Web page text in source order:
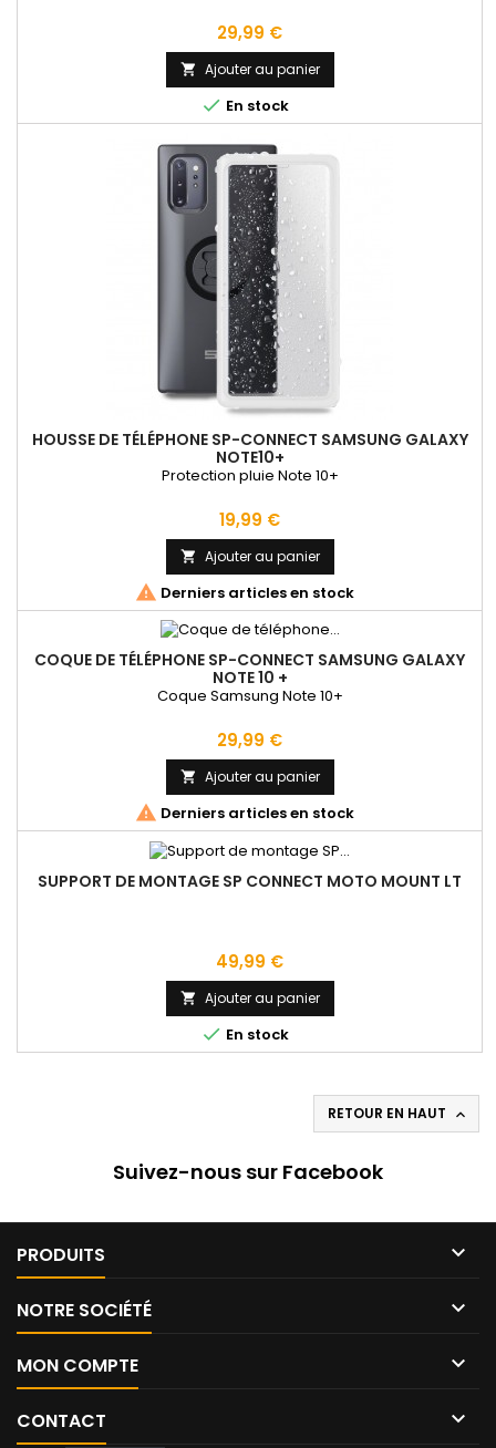
Prix
29,99 €
 Ajouter au panier
 En stock
HOUSSE DE TÉLÉPHONE SP-CONNECT SAMSUNG GALAXY
NOTE10+
Protection pluie Note 10+
Prix
19,99 €
 Ajouter au panier
 Derniers articles en stock
COQUE DE TÉLÉPHONE SP-CONNECT SAMSUNG GALAXY
NOTE 10 +
Coque Samsung Note 10+
Prix
29,99 €
 Ajouter au panier
 Derniers articles en stock
SUPPORT DE MONTAGE SP CONNECT MOTO MOUNT LT
Prix
49,99 €
 Ajouter au panier
 En stock
RETOUR EN HAUT 
Suivez-nous sur Facebook
PRODUITS 
NOTRE SOCIÉTÉ 
MON COMPTE 
CONTACT 